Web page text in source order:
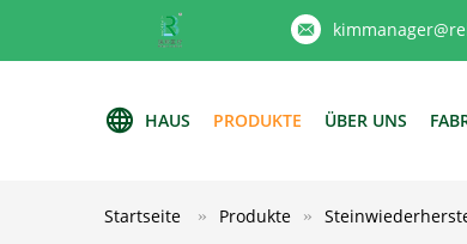
HAUS PRODUKTE ÜBER UNS
Startseite Produkte